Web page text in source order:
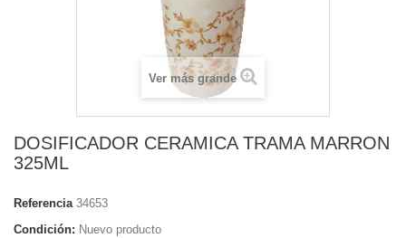
Ver más grande
DOSIFICADOR CERAMICA TRAMA MARRON
325ML
Referencia 34653
Condición: Nuevo producto